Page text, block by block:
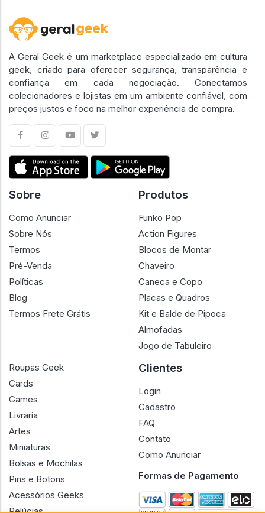
A Geral Geek é um marketplace especializado em cultura
geek, criado para oferecer segurança, transparência e
confiança em cada negociação. Conectamos
colecionadores e lojistas em um ambiente confiável, com
preços justos e foco na melhor experiência de compra.
Sobre
Como Anunciar
Sobre Nós
Termos
Pré-Venda
Políticas
Blog
Termos Frete Grátis
Produtos
Funko Pop
Action Figures
Blocos de Montar
Chaveiro
Caneca e Copo
Placas e Quadros
Kit e Balde de Pipoca
Almofadas
Jogo de Tabuleiro
Roupas Geek
Cards
Games
Livraria
Artes
Miniaturas
Bolsas e Mochilas
Pins e Botons
Acessórios Geeks
Pelúcias
Clientes
Login
Cadastro
FAQ
Contato
Como Anunciar
Formas de Pagamento